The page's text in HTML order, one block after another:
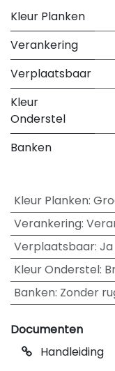
Kleur Planken
Verankering
Verplaatsbaar
Kleur
Onderstel
Banken
Kleur Planken:
Verankering:
Verplaatsbaar: Ja
Kleur Onderstel:
Banken: Zonder
Documenten
Handleiding